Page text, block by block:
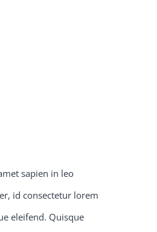
sapien in leo
id consectetur lorem
eleifend. Quisque